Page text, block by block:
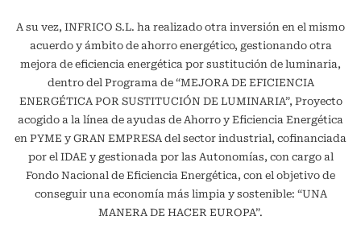
A su vez, INFRICO S.L. ha realizado otra inversión en el mismo
acuerdo y ámbito de ahorro energético, gestionando otra
mejora de eficiencia energética por sustitución de luminaria,
dentro del Programa de “MEJORA DE EFICIENCIA
ENERGÉTICA POR SUSTITUCIÓN DE LUMINARIA”, Proyecto
acogido a la línea de ayudas de Ahorro y Eficiencia Energética
en PYME y GRAN EMPRESA del sector industrial, cofinanciada
por el IDAE y gestionada por las Autonomías, con cargo al
Fondo Nacional de Eficiencia Energética, con el objetivo de
conseguir una economía más limpia y sostenible: “UNA
MANERA DE HACER EUROPA”.